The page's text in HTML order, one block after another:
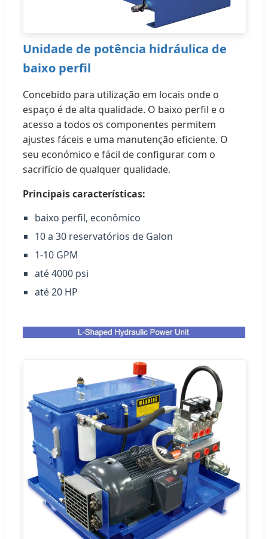
Unidade de potência hidráulica de
baixo perfil
Concebido para utilização em locais onde o
espaço é de alta qualidade. O baixo perfil e o
acesso a todos os componentes permitem
ajustes fáceis e uma manutenção eficiente. O
seu económico e fácil de configurar com o
sacrifício de qualquer qualidade.
Principais características:
baixo perfil, econômico
10 a 30 reservatórios de Galon
1-10 GPM
até 4000 psi
até 20 HP